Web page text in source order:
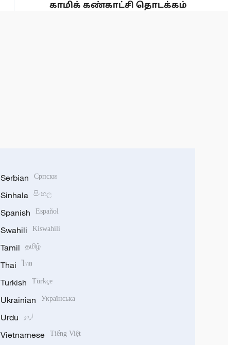
காமிக் கண்காட்சி தொடக்கம்
Serbian Српски
Sinhala සිංහල
Spanish Español
Swahili Kiswahili
Tamil தமிழ்
Thai ไทย
Turkish Türkçe
Ukrainian Українська
Urdu اردو
Vietnamese Tiếng Việt